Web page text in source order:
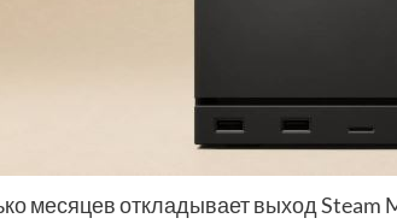
месяцев откладывает выход Steam